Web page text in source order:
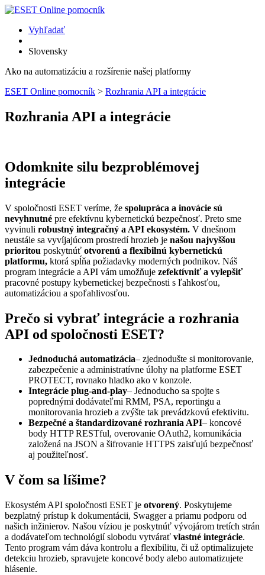
Vyhľadať
Slovensky
Ako na automatizáciu a rozšírenie našej platformy
ESET Online pomocník > Rozhrania API a integrácie
Rozhrania API a integrácie
Odomknite silu bezproblémovej
integrácie
V spoločnosti ESET veríme, že spolupráca a inovácie sú
nevyhnutné pre efektívnu kybernetickú bezpečnosť. Preto sme
vyvinuli robustný integračný a API ekosystém. V dnešnom
neustále sa vyvíjajúcom prostredí hrozieb je našou najvyššou
prioritou poskytnúť otvorenú a flexibilnú kybernetickú
platformu, ktorá spĺňa požiadavky moderných podnikov. Náš
program integrácie a API vám umožňuje zefektívniť a vylepšiť
pracovné postupy kybernetickej bezpečnosti s ľahkosťou,
automatizáciou a spoľahlivosťou.
Prečo si vybrať integrácie a rozhrania
API od spoločnosti ESET?
Jednoduchá automatizácia– zjednodušte si monitorovanie,
zabezpečenie a administratívne úlohy na platforme ESET
PROTECT, rovnako hladko ako v konzole.
Integrácie plug-and-play– Jednoducho sa spojte s
poprednými dodávateľmi RMM, PSA, reportingu a
monitorovania hrozieb a zvýšte tak prevádzkovú efektivitu.
Bezpečné a štandardizované rozhrania API– koncové
body HTTP RESTful, overovanie OAuth2, komunikácia
založená na JSON a šifrovanie HTTPS zaisťujú bezpečnosť
aj použiteľnosť.
V čom sa líšime?
Ekosystém API spoločnosti ESET je otvorený. Poskytujeme
bezplatný prístup k dokumentácii, Swagger a priamu podporu od
našich inžinierov. Našou víziou je poskytnúť vývojárom tretích strán
a dodávateľom technológií slobodu vytvárať vlastné integrácie.
Tento program vám dáva kontrolu a flexibilitu, či už optimalizujete
detekciu hrozieb, spravujete koncové body alebo automatizujete
hlásenie.